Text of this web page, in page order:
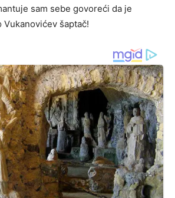
sam sebe govoreći da je
šaptač!